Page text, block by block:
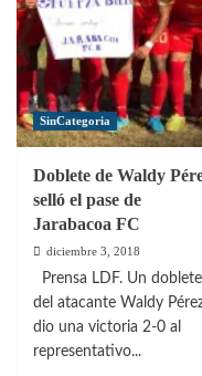
SinCategoria
Doblete de Waldy
selló el pase de
Jarabacoa FC
diciembre 3, 2018
Prensa LDF. Un doblete
del atacante Waldy
dio una victoria 2-0 al
representativo...